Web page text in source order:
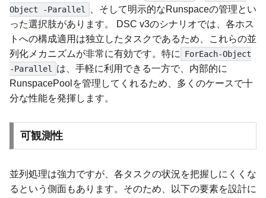
Object -Parallel
、そして明示的なRunspaceの管理とい
った選択肢があります。 DSC v3のシナリオでは、各ホス
トへの構成適用は独立したタスクであるため、これらの並
列化メカニズムが非常に有効です。特に
ForEach-Object
-Parallel
は、手軽に利用できる一方で、内部的に
RunspacePoolを管理してくれるため、多くのケースで十
分な性能を発揮します。
可観測性
並列処理は強力ですが、各タスクの状況を把握しにくくな
るという側面もあります。そのため、以下の要素を設計に